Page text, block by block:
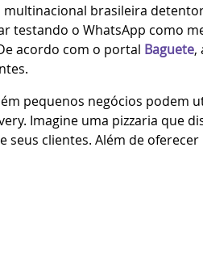
brasileira
testando o WhatsApp como
acordo com o portal Baguete,
pequenos negócios podem
Imagine uma pizzaria que
seus clientes. Além de